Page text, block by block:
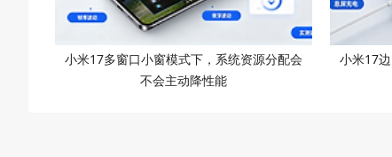
小米17多窗口小窗模式下，系统资源分配会
不会主动降性能
小米17